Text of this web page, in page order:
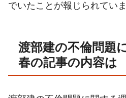
でいたことが報じられていま
渡部建の不倫問題
春の記事の内容は